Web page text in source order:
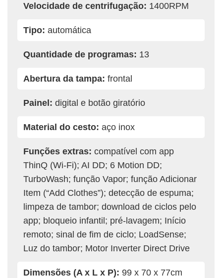
Velocidade de centrifugação: 1400RPM
Tipo: automática
Quantidade de programas: 13
Abertura da tampa: frontal
Painel: digital e botão giratório
Material do cesto: aço inox
Funções extras: compatível com app
ThinQ (Wi-Fi); AI DD; 6 Motion DD;
TurboWash; função Vapor; função Adicionar
Item (“Add Clothes”); detecção de espuma;
limpeza de tambor; download de ciclos pelo
app; bloqueio infantil; pré-lavagem; Início
remoto; sinal de fim de ciclo; LoadSense;
Luz do tambor; Motor Inverter Direct Drive
Dimensões (A x L x P): 99 x 70 x 77cm